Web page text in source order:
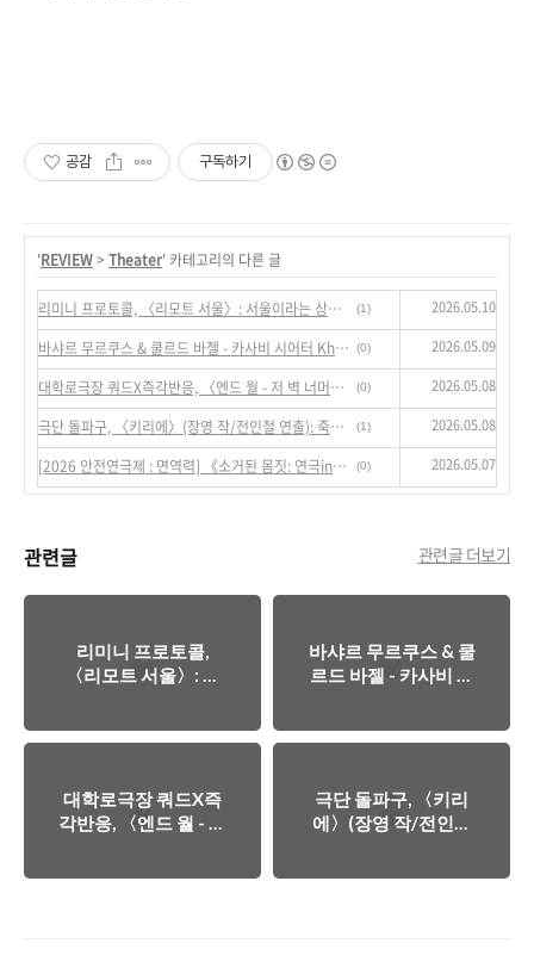
공감 구독하기
'REVIEW> Theater' 카테고리의 다른 글
리미니 프로토콜, 〈리모트 서울〉: 서울이라는 상상계적 극장으로부터 ‘개인’으로 소급되기 (1) 2026.05.10
바샤르 무르쿠스 & 쿨르드 바젤 - 카사비 시어터 Khashabi Theatre, 〈뮤지엄 THE MUSEUM〉: 테러의 재기입 (0) 2026.05.09
대학로극장 쿼드X즉각반응, 〈엔드 월 - 저 벽 너머에는 뭐가 있을까?〉: 문학의 견지에서 타자성을 구성하기 (0) 2026.05.08
극단 돌파구, 〈키리에〉(장영 작/전인철 연출): 죽음을 경유한 사랑으로의 도약 (1) 2026.05.08
[2026 안전연극제 : 면역력] 《소거된 몸짓: 연극in 미게재 희곡 작가 페스티벌》: 희곡 스스로 한 발 나아간 자리, 그리고 사라진 시간으로부터 발화하기 (0) 2026.05.07
관련글 관련글 더보기
리미니 프로토콜,
〈리모트 서울〉: 서
로 소급되기
바샤르 무르쿠스 & 쿨
르드 바젤 - 카사비 시
THE MUSEUM〉: 테
대학로극장 쿼드X즉
각반응, 〈엔드 월 - 저
극단 돌파구, 〈키리
에〉(장영 작/전인철